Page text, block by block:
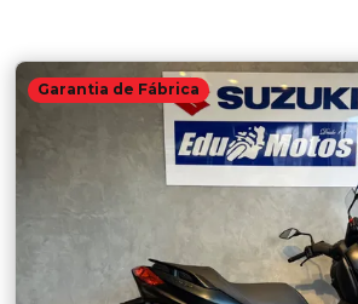
Garantia de Fábrica